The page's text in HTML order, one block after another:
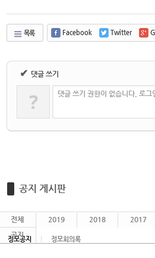
목록 Facebook Twitter
✔ 댓글 쓰기
? 댓글 쓰기 권한이 없습니다. 로그
공지 게시판
전체 2019 2018 2017
정모공지 정모회의록
공지